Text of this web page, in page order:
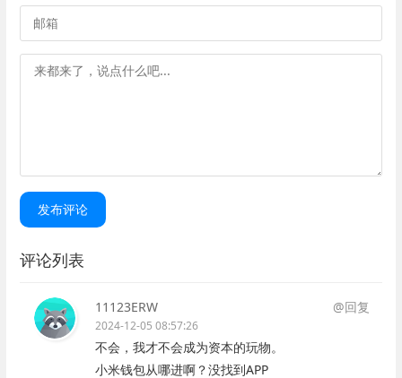
发布评论
评论列表
11123ERW @回复
2024-12-05 08:57:26
不会，我才不会成为资本的玩物。
小米钱包从哪进啊？没找到APP